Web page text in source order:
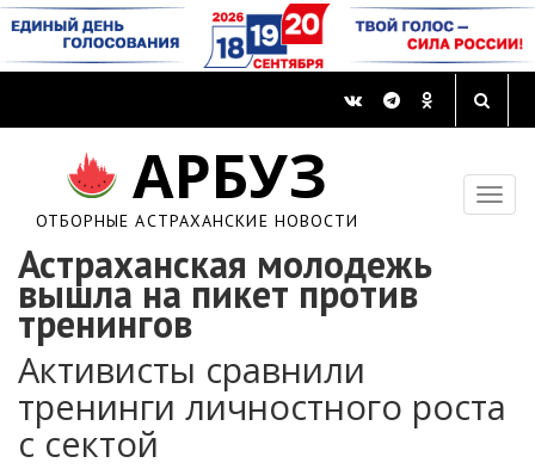
АРБУЗ
ОТБОРНЫЕ АСТРАХАНСКИЕ НОВОСТИ
Астраханская молодежь
вышла на пикет против
тренингов
Активисты сравнили
тренинги личностного роста
с сектой